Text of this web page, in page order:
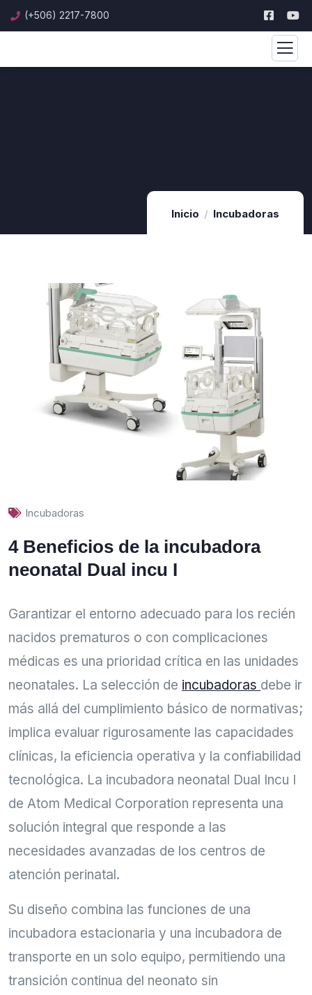
(+506) 2217-7800
Inicio Incubadoras
Incubadoras
4 Beneficios de la incubadora
neonatal Dual incu I
Garantizar el entorno adecuado para los recién
nacidos prematuros o con complicaciones
médicas es una prioridad crítica en las unidades
neonatales. La selección de incubadoras debe ir
más allá del cumplimiento básico de normativas;
implica evaluar rigurosamente las capacidades
clínicas, la eficiencia operativa y la confiabilidad
tecnológica. La incubadora neonatal Dual Incu I
de Atom Medical Corporation representa una
solución integral que responde a las
necesidades avanzadas de los centros de
atención perinatal.
Su diseño combina las funciones de una
incubadora estacionaria y una incubadora de
transporte en un solo equipo, permitiendo una
transición continua del neonato sin